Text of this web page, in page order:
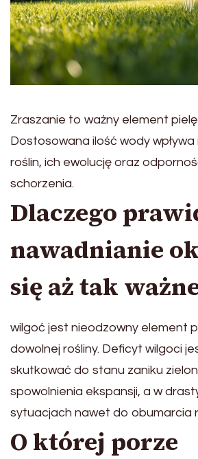
Zraszanie to ważny element
Dostosowana ilość wody
roślin, ich ewolucję oraz
schorzenia.
Dlaczego
nawadnianie
się aż tak
wilgoć jest nieodzowny element
dowolnej rośliny. Deficyt wilgoci
skutkować do stanu zaniku
spowolnienia ekspansji, a w
sytuacjach nawet do obumarcia
O której porze